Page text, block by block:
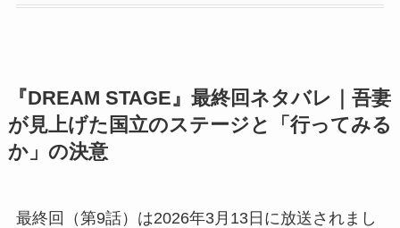
『DREAM STAGE』最終回ネタバレ｜吾妻
が見上げた国立のステージと「行ってみる
か」の決意
最終回（第9話）は2026年3月13日に放送されまし